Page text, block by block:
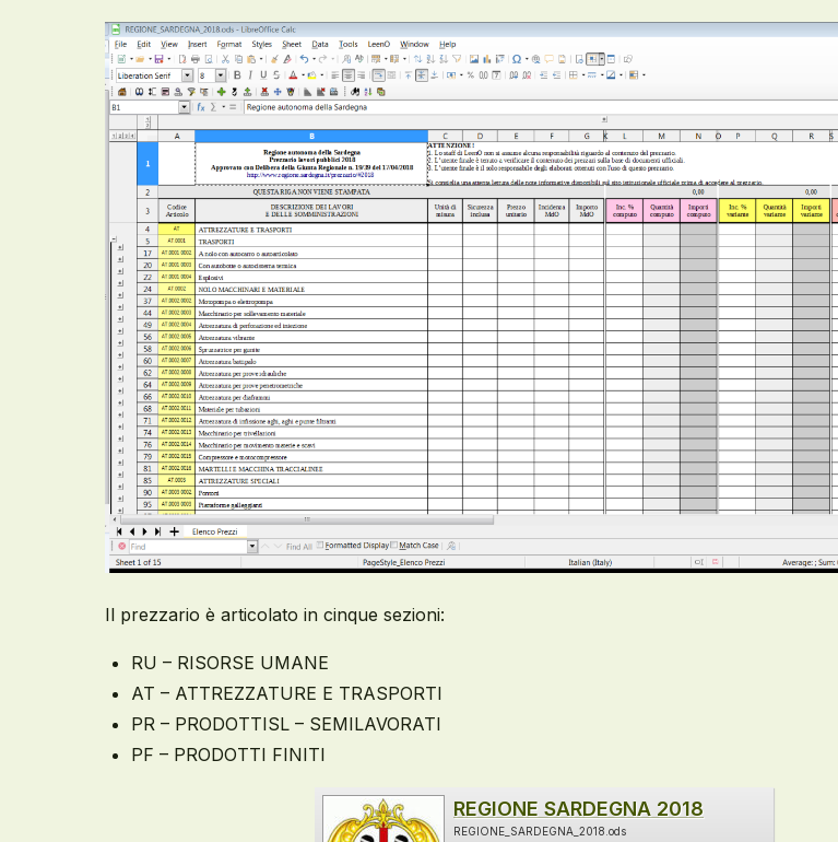
Il prezzario è articolato in cinque sezioni:
RU – RISORSE UMANE
AT – ATTREZZATURE E TRASPORTI
PR – PRODOTTISL – SEMILAVORATI
PF – PRODOTTI FINITI
REGIONE SARDEGNA 2018
REGIONE_SARDEGNA_2018.ods